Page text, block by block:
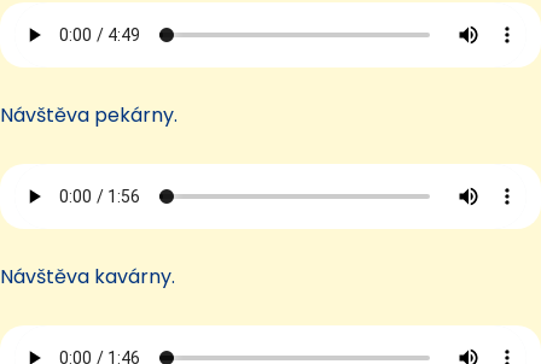
Návštěva pekárny.
Návštěva kavárny.